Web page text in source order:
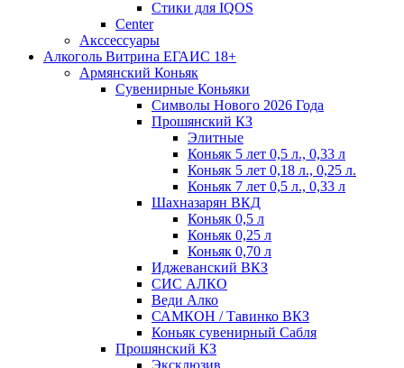
Стики для IQOS
Сenter
Акссессуары
Алкоголь Витрина ЕГАИС 18+
Армянский Коньяк
Сувенирные Коньяки
Символы Нового 2026 Года
Прошянский КЗ
Элитные
Коньяк 5 лет 0,5 л., 0,33 л
Коньяк 5 лет 0,18 л., 0,25 л.
Коньяк 7 лет 0,5 л., 0,33 л
Шахназарян ВКД
Коньяк 0,5 л
Коньяк 0,25 л
Коньяк 0,70 л
Иджеванский ВКЗ
СИС АЛКО
Веди Алко
САМКОН / Тавинко ВКЗ
Коньяк сувенирный Сабля
Прошянский КЗ
Эксклюзив